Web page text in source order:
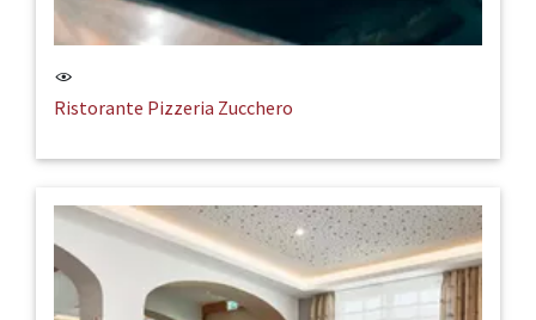
Ristorante Pizzeria Zucchero